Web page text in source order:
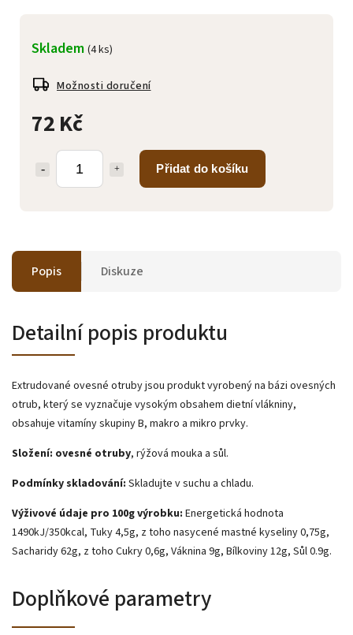
72 Kč
Přidat do košíku
Skladem (4 ks)
Možnosti doručení
Popis Diskuze
Detailní popis produktu
Extrudované ovesné otruby jsou produkt vyrobený na bázi ovesných
otrub, který se vyznačuje vysokým obsahem dietní vlákniny,
obsahuje vitamíny skupiny B, makro a mikro prvky.
Složení: ovesné otruby, rýžová mouka a sůl.
Podmínky skladování: Skladujte v suchu a chladu.
Výživové údaje pro 100g výrobku: Energetická hodnota
1490kJ/350kcal, Tuky 4,5g, z toho nasycené mastné kyseliny 0,75g,
Sacharidy 62g, z toho Cukry 0,6g, Váknina 9g, Bílkoviny 12g, Sůl 0.9g.
Doplňkové parametry